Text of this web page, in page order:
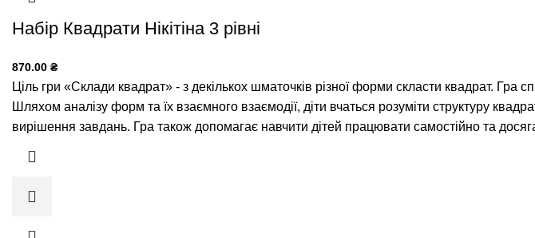
Набір Квадрати Нікітіна 3 рівні
870.00 ₴
Ціль гри «Склади квадрат» - з декількох шматочків різної форми скласти квадрат.
Шляхом аналізу форм та їх взаємного взаємодії, діти вчаться розуміти структуру
вирішення завдань. Гра також допомагає навчити дітей працювати самостійно та